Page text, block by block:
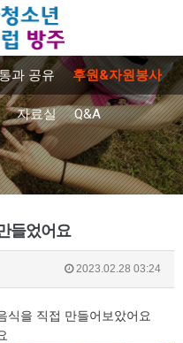
과 공유 후원&자원봉사
자료실 Q&A
들었어요
2023.02.28 03:24
식을 직접 만들어보았어요